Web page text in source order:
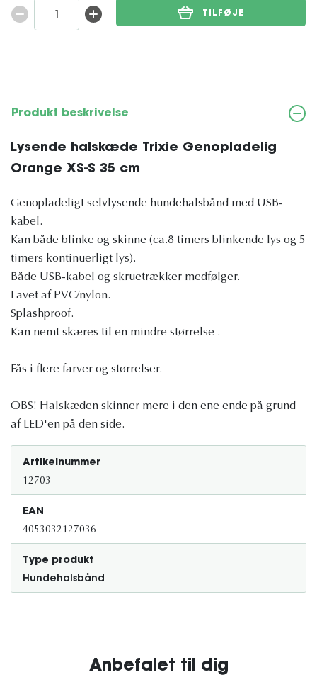
TILFØJE
Produkt beskrivelse
Lysende halskæde Trixie Genopladelig
Orange XS-S 35 cm
Genopladeligt selvlysende hundehalsbånd med USB-
kabel.
Kan både blinke og skinne (ca.8 timers blinkende lys og 5
timers kontinuerligt lys).
Både USB-kabel og skruetrækker medfølger.
Lavet af PVC/nylon.
Splashproof.
Kan nemt skæres til en mindre størrelse .
Fås i flere farver og størrelser.
OBS! Halskæden skinner mere i den ene ende på grund
af LED'en på den side.
Artikelnummer
12703
EAN
4053032127036
Type produkt
Hundehalsbånd
Anbefalet til dig